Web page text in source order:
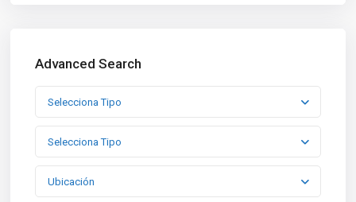
Advanced Search
Selecciona Tipo
Selecciona Tipo
Ubicación